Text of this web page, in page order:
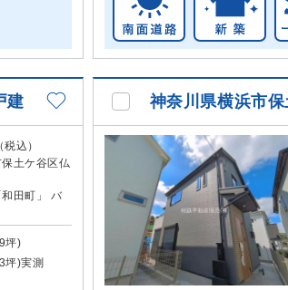
建
込）
土ケ谷区仏
田町」 バ
坪)
坪)実測
神奈川県横浜市